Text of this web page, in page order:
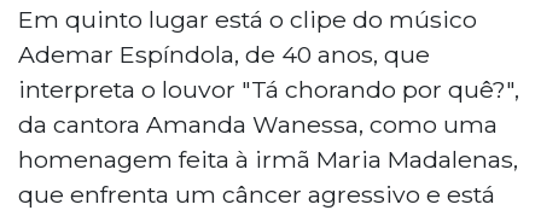
TV News reúnem histórias de fé,
superação e violência policial. Entre os
destaques estão o clipe de Ademar
Espíndola em homenagem à irmã com
câncer, o uso de inteligência artificial para
homenagear João Carreiro e o show dos
Demônios da Garoa. Também
Em quinto lugar está o clipe do músico
Ademar Espíndola, de 40 anos, que
interpreta o louvor "Tá chorando por quê?",
da cantora Amanda Wanessa, como uma
homenagem feita à irmã Maria Madalenas,
que enfrenta um câncer agressivo e está